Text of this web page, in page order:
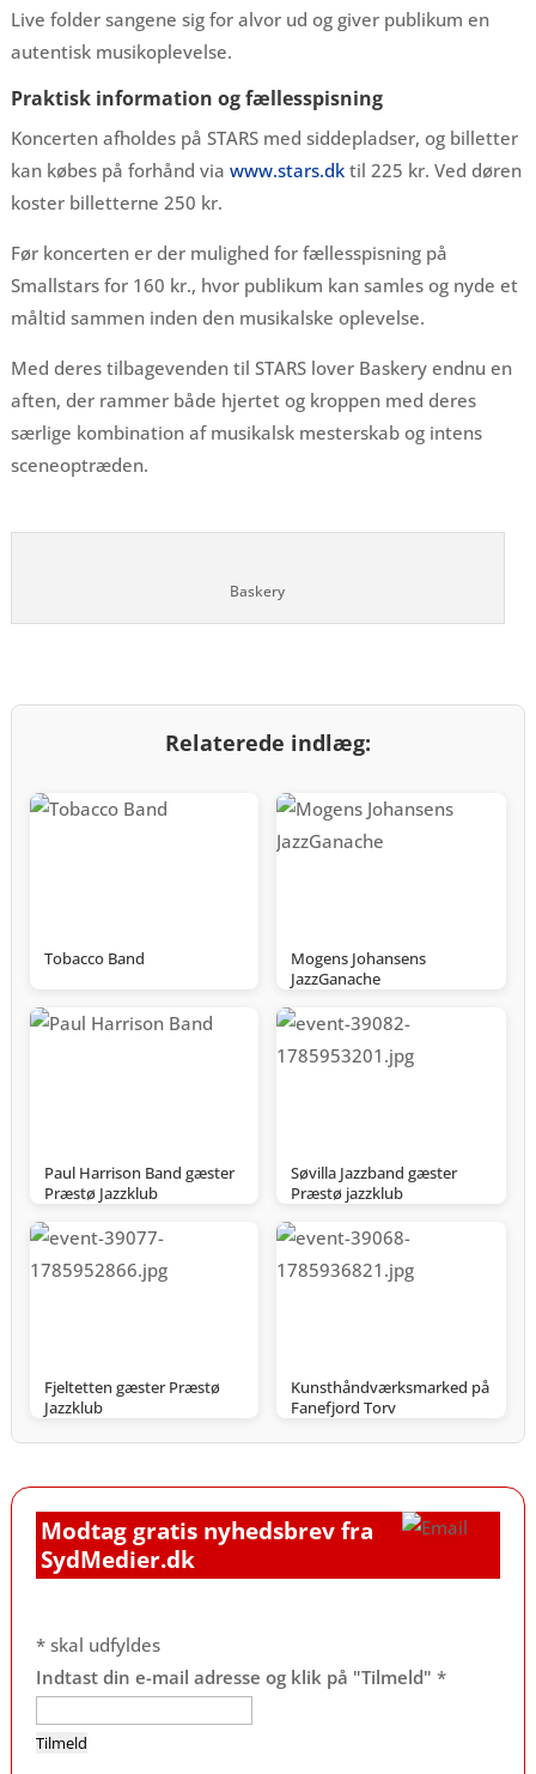
Live folder sangene sig for alvor ud og giver publikum en
autentisk musikoplevelse.
Praktisk information og fællesspisning
Koncerten afholdes på STARS med siddepladser, og billetter
kan købes på forhånd via www.stars.dktil 225 kr. Ved døren
koster billetterne 250 kr.
Før koncerten er der mulighed for fællesspisning på
Smallstars for 160 kr., hvor publikum kan samles og nyde et
måltid sammen inden den musikalske oplevelse.
Med deres tilbagevenden til STARS lover Baskery endnu en
aften, der rammer både hjertet og kroppen med deres
særlige kombination af musikalsk mesterskab og intens
sceneoptræden.
Baskery
Relaterede indlæg:
Tobacco Band
Mogens Johansens
JazzGanache
Paul Harrison Band gæster
Præstø Jazzklub
Søvilla Jazzband gæster
Præstø jazzklub
Fjeltetten gæster Præstø
Jazzklub
Kunsthåndværksmarked på
Fanefjord Torv
Modtag gratis nyhedsbrev fra
SydMedier.dk
*skal udfyldes
Indtast din e-mail adresse og klik på "Tilmeld" *